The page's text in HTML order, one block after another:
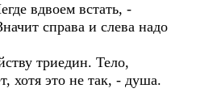
вдвоем встать, -
справа и слева надо
триедин. Тело,
хотя это не так, - душа.